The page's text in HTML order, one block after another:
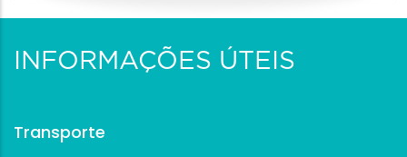
INFORMAÇÕES ÚTEIS
Transporte